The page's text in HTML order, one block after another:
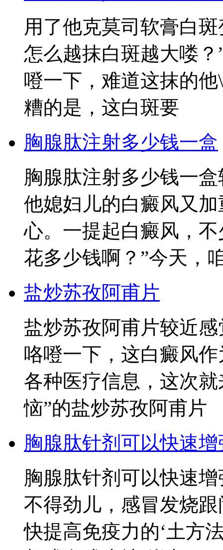
用了他克莫司软膏白
怎么越抹白斑越大喽
噔一下，难道这抹的
糟的是，这白斑要
胸腺肽注射多少钱一盒
胸腺肽注射多少钱一
他媳妇儿的白癜风又
心。一提起白癜风，
花多少钱啊？”今天，
盐炒苏孜阿甫片
盐炒苏孜阿甫片较近
咯噔一下，这白癜风
各种医疗信息，这次
恼”的盐炒苏孜阿甫片
胸腺肽针剂可以快速
胸腺肽针剂可以快速
不得劲儿，感冒发烧
快提高免疫力的‘土方